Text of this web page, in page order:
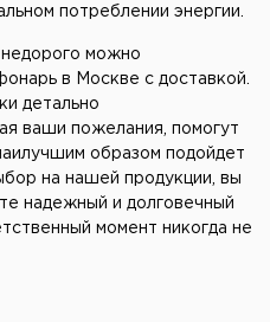
потреблении энергии.
можно
в Москве с доставкой.
детально
ваши пожелания, помогут
образом подойдет
на нашей продукции, вы
надежный и долговечный
момент никогда не